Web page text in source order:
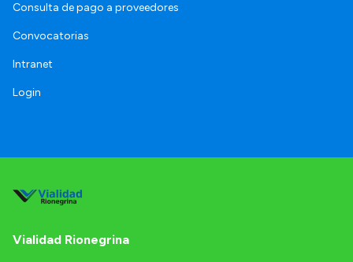
Consulta de pago a proveedores
Convocatorias
Intranet
Login
Vialidad Rionegrina